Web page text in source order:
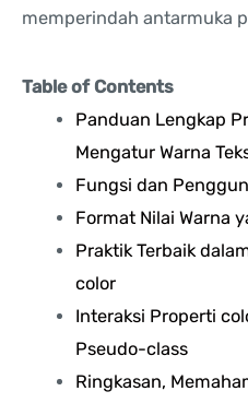
memperindah antarmuka
Table of Contents
Panduan Lengkap
Mengatur Warna
Fungsi dan
Format Nilai Warna
Praktik Terbaik
color
Interaksi Properti
Pseudo-class
Ringkasan,